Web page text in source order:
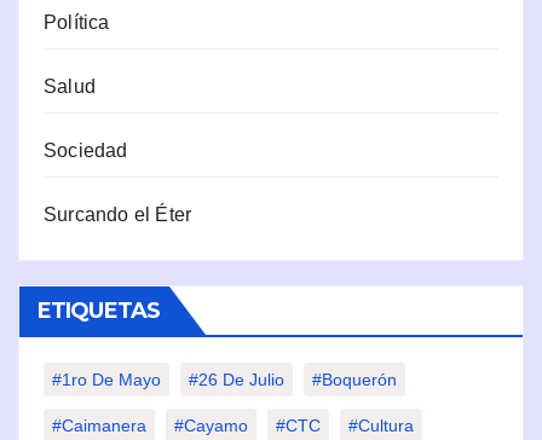
Política
Salud
Sociedad
Surcando el Éter
ETIQUETAS
#1ro De Mayo #26 De Julio #Boquerón
#Caimanera #Cayamo #CTC #Cultura